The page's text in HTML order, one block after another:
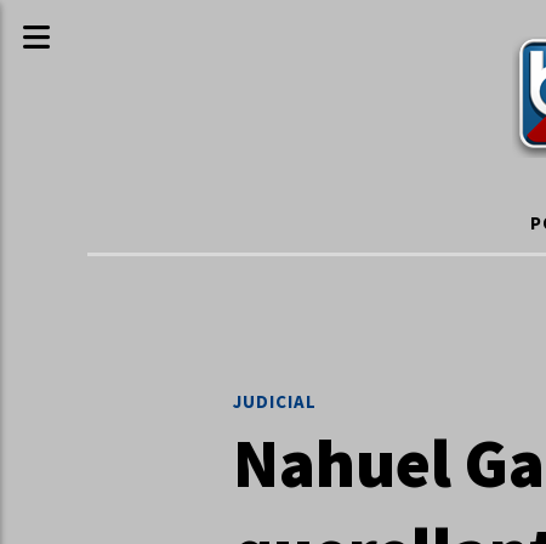
Nahuel
JUDICIAL